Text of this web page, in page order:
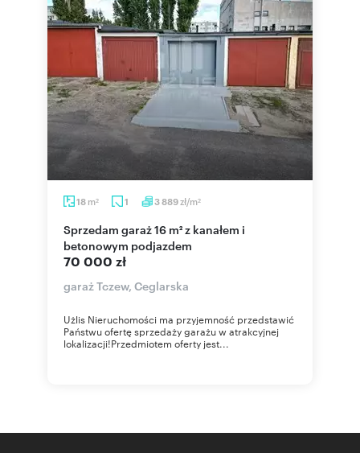
18 m2 1 3 889zł/m2
Sprzedam garaż 16 m² z kanałem i
betonowym podjazdem
70 000 zł
garaż Tczew, Ceglarska
Użlis Nieruchomości ma przyjemność przedstawić
Państwu ofertę sprzedaży garażu w atrakcyjnej
lokalizacji!Przedmiotem oferty jest...